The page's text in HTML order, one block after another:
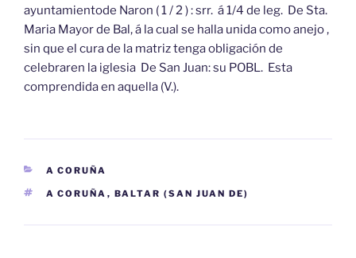
ayuntamientode Naron ( 1 / 2 ) : srr. á 1/4 de leg. De Sta.
Maria Mayor de Bal, á la cual se halla unida como anejo ,
sin que el cura de la matriz tenga obligación de
celebraren la iglesia De San Juan: su POBL. Esta
comprendida en aquella (V.).
CATEGORÍAS
A CORUÑA
ETIQUETAS
A CORUÑA , BALTAR (SAN JUAN DE)